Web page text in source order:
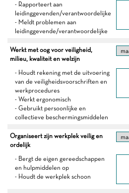
- Rapporteert aan
leidinggevenden/verantwoordelijke
- Meldt problemen aan
leidinggevende/verantwoordelijke
Werkt met oog voor veiligheid,
milieu, kwaliteit en welzijn
- Houdt rekening met de uitvoering
van de veiligheidsvoorschriften en
werkprocedures
- Werkt ergonomisch
- Gebruikt persoonlijke en
collectieve beschermingsmiddelen
Organiseert zijn werkplek veilig en
ordelijk
- Bergt de eigen gereedschappen
en hulpmiddelen op
- Houdt de werkplek schoon